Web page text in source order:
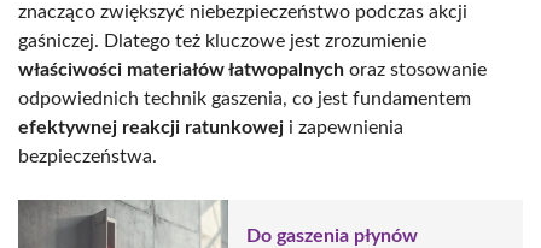
znacząco zwiększyć niebezpieczeństwo podczas akcji
gaśniczej. Dlatego też kluczowe jest zrozumienie
właściwości materiałów łatwopalnych oraz stosowanie
odpowiednich technik gaszenia, co jest fundamentem
efektywnej reakcji ratunkowej i zapewnienia
bezpieczeństwa.
Do gaszenia płynów